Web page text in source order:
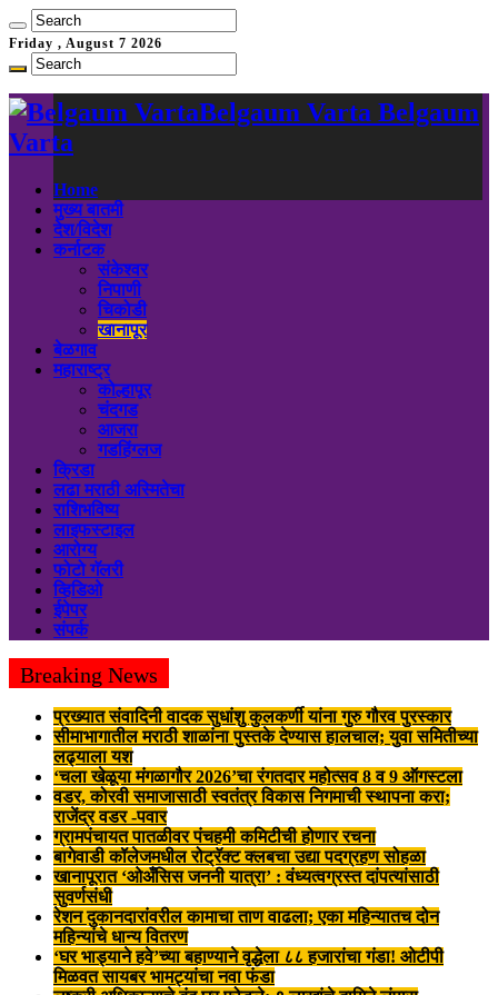
Friday , August 7 2026
Belgaum Varta Belgaum
Varta
Home
मुख्य बातमी
देश/विदेश
कर्नाटक
संकेश्वर
निपाणी
चिकोडी
खानापूर
बेळगाव
महाराष्ट्र
कोल्हापूर
चंदगड
आजरा
गडहिंग्लज
क्रिडा
लढा मराठी अस्मितेचा
राशिभविष्य
लाइफस्टाइल
आरोग्य
फोटो गॅलरी
व्हिडिओ
ईपेपर
संपर्क
Breaking News
प्रख्यात संवादिनी वादक सुधांशु कुलकर्णी यांना गुरु गौरव पुरस्कार
सीमाभागातील मराठी शाळांना पुस्तके देण्यास हालचाल; युवा समितीच्या
लढ्याला यश
‘चला खेळूया मंगळागौर 2026’चा रंगतदार महोत्सव 8 व 9 ऑगस्टला
वडर, कोरवी समाजासाठी स्वतंत्र विकास निगमाची स्थापना करा;
राजेंद्र वडर -पवार
ग्रामपंचायत पातळीवर पंचहमी कमिटीची होणार रचना
बागेवाडी कॉलेजमधील रोट्रॅक्ट क्लबचा उद्या पदग्रहण सोहळा
खानापूरात ‘ओअँसिस जननी यात्रा’ : वंध्यत्वग्रस्त दांपत्यांसाठी
सुवर्णसंधी
रेशन दुकानदारांवरील कामाचा ताण वाढला; एका महिन्यातच दोन
महिन्यांचे धान्य वितरण
‘घर भाड्याने हवे’च्या बहाण्याने वृद्धेला ८८ हजारांचा गंडा! ओटीपी
मिळवत सायबर भामट्यांचा नवा फंडा